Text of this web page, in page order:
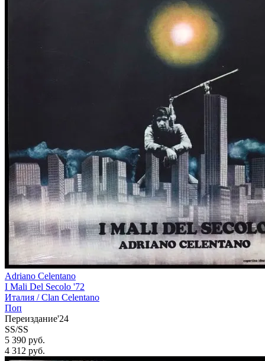
Adriano Celentano
I Mali Del Secolo '72
Италия /Clan Celentano
Поп
Переиздание'24
SS/SS
5 390 руб.
4 312 руб.